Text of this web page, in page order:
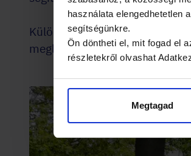
használata elengedhetetlen
segítségünkre.
Ön döntheti el, mit fogad el
részletekről olvashat
Megtagad
Különösen jó választás olyan
meglepetést okozhatnak